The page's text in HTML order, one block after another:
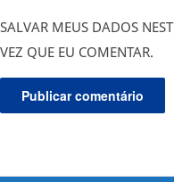
SALVAR MEUS DADOS
VEZ QUE EU COMENTAR.